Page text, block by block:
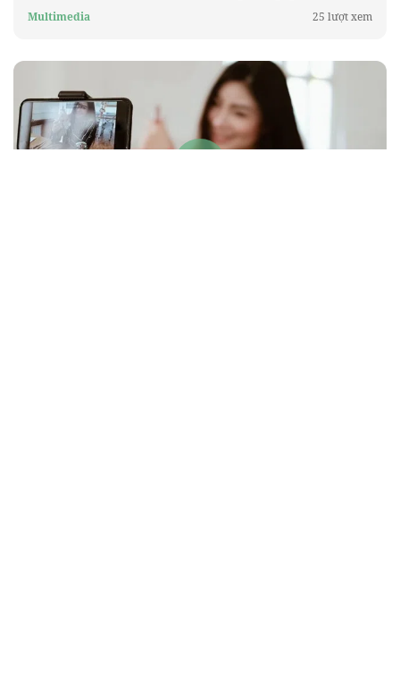
Multimedia 25 lượt xem